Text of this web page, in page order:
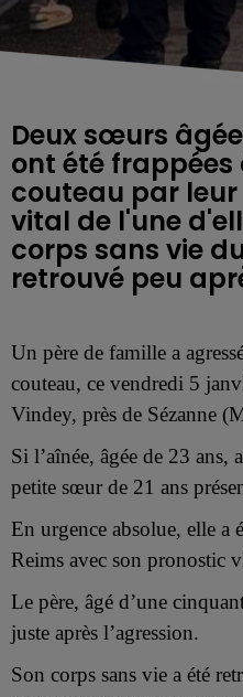
Deux sœurs
ont été frappées
couteau par leur
vital de l'une
corps sans vie
retrouvé peu
Un père de famille a
couteau, ce vendredi 5
Vindey, près de Sézanne
Si l’aînée, âgée de 23 ans,
petite sœur de 21 ans
En urgence absolue, elle a
Reims avec son pronostic
Le père, âgé d’une
juste après l’agression.
Son corps sans vie a été